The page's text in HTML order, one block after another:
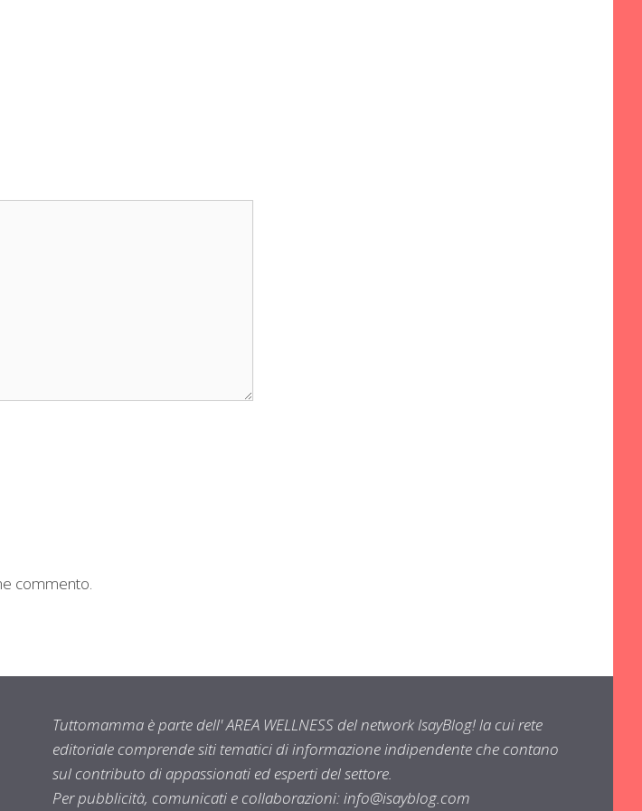
commento.
Tuttomamma è parte dell' AREA WELLNESS del network IsayBlog! la cui rete
editoriale comprende siti tematici di informazione indipendente che contano
sul contributo di appassionati ed esperti del settore.
Per pubblicità, comunicati e collaborazioni:info@isayblog.com